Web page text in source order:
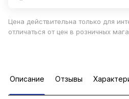
Цена действительна только для
отличаться от цен в розничных
Описание Отзывы